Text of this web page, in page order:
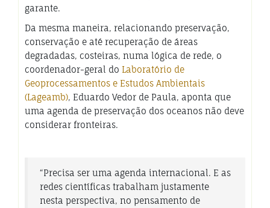
garante.
Da mesma maneira, relacionando preservação,
conservação e até recuperação de áreas
degradadas, costeiras, numa lógica de rede, o
coordenador-geral do Laboratório de
Geoprocessamentos e Estudos Ambientais
(Lageamb), Eduardo Vedor de Paula, aponta que
uma agenda de preservação dos oceanos não deve
considerar fronteiras.
“Precisa ser uma agenda internacional. E as
redes científicas trabalham justamente
nesta perspectiva, no pensamento de